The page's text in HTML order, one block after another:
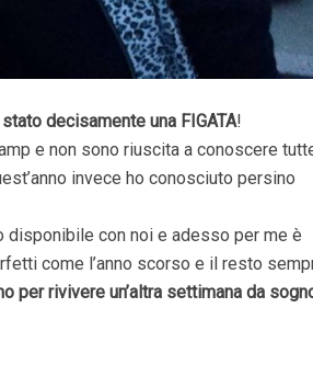
decisamente una FIGATA!
e non sono riuscita a conoscere
invece ho conosciuto persino
disponibile con noi e adesso per me è
come l’anno scorso e il resto
per rivivere un’altra settimana da